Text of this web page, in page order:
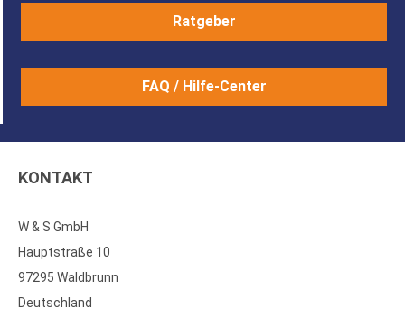
Ratgeber
FAQ / Hilfe-Center
KONTAKT
W & S GmbH
Hauptstraße 10
97295 Waldbrunn
Deutschland